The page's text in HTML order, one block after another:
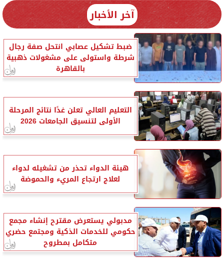
آخر الأخبار
ضبط تشكيل عصابي انتحل صفة رجال
شرطة واستولى على مشغولات ذهبية
بالقاهرة
التعليم العالي تعلن غدًا نتائج المرحلة
الأولى لتنسيق الجامعات 2026
هيئة الدواء تحذر من تشغيله لدواء
لعلاج ارتجاع المريء والحموضة
مدبولي يستعرض مقترح إنشاء مجمع
حكومي للخدمات الذكية ومجتمع حضري
متكامل بمطروح